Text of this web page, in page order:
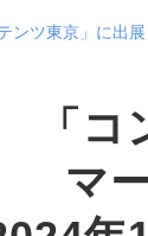
テンツ東京」に出
「
マ